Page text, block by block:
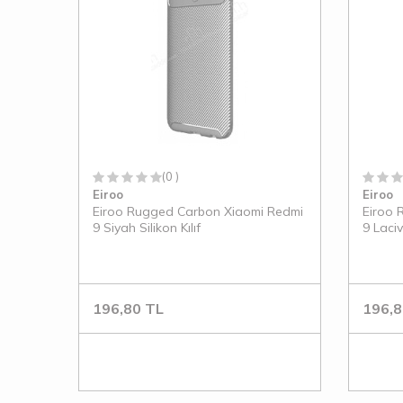
(0 )
Eiroo
Eiroo Rugged Carbon Xiaomi Redmi
9 Siyah Silikon Kılıf
196,80 TL
Eiroo
Eiroo
9